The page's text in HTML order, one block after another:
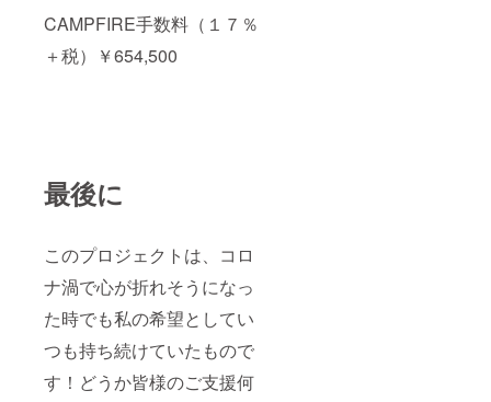
CAMPFIRE手数料（１７％
＋税）￥654,500
最後に
このプロジェクトは、コロ
ナ渦で心が折れそうになっ
た時でも私の希望としてい
つも持ち続けていたもので
す！どうか皆様のご支援何